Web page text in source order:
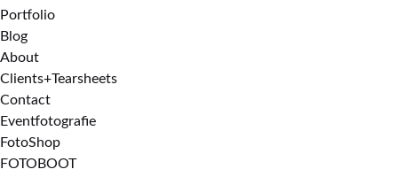
Portfolio
Blog
About
Clients+Tearsheets
Contact
Eventfotografie
FotoShop
FOTOBOOT